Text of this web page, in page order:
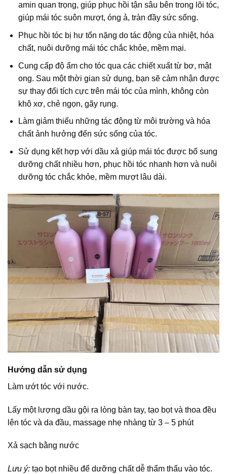
amin quan trọng, giúp phục hồi tận sâu bên trong lõi tóc,
giúp mái tóc suôn mượt, óng ả, tràn đầy sức sống.
Phục hồi tóc bị hư tổn nặng do tác động của nhiệt, hóa
chất, nuôi dưỡng mái tóc chắc khỏe, mềm mại.
Cung cấp độ ẩm cho tóc qua các chiết xuất từ bơ, mật
ong. Sau một thời gian sử dụng, bạn sẽ cảm nhận được
sự thay đổi tích cực trên mái tóc của mình, không còn
khô xơ, chẻ ngọn, gãy rụng.
Làm giảm thiểu những tác động từ môi trường và hóa
chất ảnh hưởng đến sức sống của tóc.
Sử dụng kết hợp với dầu xả giúp mái tóc được bổ sung
dưỡng chất nhiều hơn, phục hồi tóc nhanh hơn và nuôi
dưỡng tóc chắc khỏe, mềm mượt lâu dài.
Hướng dẫn sử dụng
Làm ướt tóc với nước.
Lấy một lượng dầu gội ra lòng bàn tay, tạo bọt và thoa đều
lên tóc và da đầu, massage nhẹ nhàng từ 3 – 5 phút
Xả sạch bằng nước
Lưu ý: tạo bọt nhiều để dưỡng chất dễ thẩm thấu vào tóc.